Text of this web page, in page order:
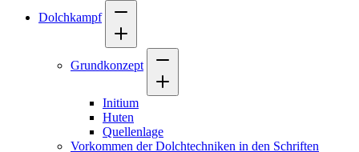
Dolchkampf
Grundkonzept
Initium
Huten
Quellenlage
Vorkommen der Dolchtechniken in den Schriften